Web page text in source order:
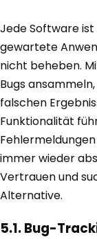
Jede Software
gewartete
nicht beheben.
Bugs
falschen
Funktionalität
immer wieder
Vertrauen und
Alternative.
5.1. Bug-